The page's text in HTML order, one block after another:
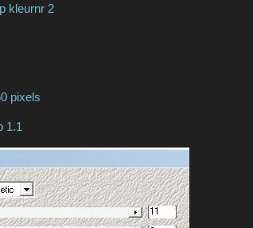
kleurnr 2
pixels
1.1